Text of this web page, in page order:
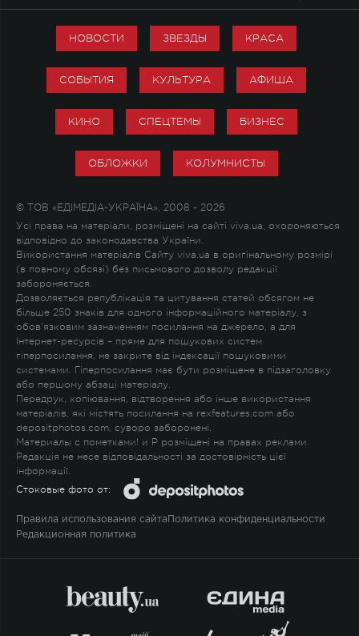
НОВОСТИ ЗВЕЗДЫ КРАСА
СОБЫТИЯ КУЛЬТУРА АФИША
КИНО СПЕЦТЕМЫ БИЗНЕС
ОБЛОЖКИ КОЛУМНИСТЫ
© ТОВ «ЕДІМЕДІА-УКРАЇНА», 2008 - 2026
Усі права на матеріали, розміщені на сайті viva.ua, охороняються
відповідно до законодавства України.
Використання матеріалів Сайту viva.ua в оригінальному розмірі
(в повному обсязі) без письмового дозволу редакції
забороняється.
Дозволяється републікація та цитування статей обсягом не
більше 250 знаків для одного інформаційного матеріалу, з
обов'язковим зазначенням посилання на джерело, а для
Інтернет-ресурсів – пряме для пошукових систем
гіперпосилання, не закрите від індексації пошуковими
системами. Гіперпосилання має бути розміщене в підзаголовку
або першому абзаці матеріалу.
Передрук, копіювання, відтворення або інше використання
матеріалів, які містять посилання на rexfeatures.com або
depositphotos.com, суворо заборонені.
Материалы с пометками! и P розміщені на правах реклами.
Редакція не несе відповідальності за достовірність цієї
інформації.
Стоковые фото от:
Правила использования сайта Политика конфиденциальности
Редакционная политика